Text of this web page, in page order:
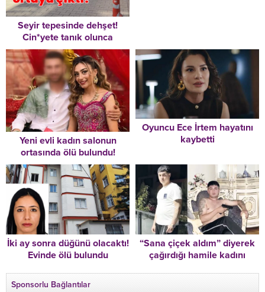
Seyir tepesinde dehşet!
Cin*yete tanık olunca
katl*dildiler!
Yeni evli kadın salonun
ortasında ölü bulundu!
Bıraktığı not dikkat çekti
Oyuncu Ece İrtem hayatını
kaybetti
İki ay sonra düğünü olacaktı!
Evinde ölü bulundu
“Sana çiçek aldım” diyerek
çağırdığı hamile kadını
Sponsorlu Bağlantılar